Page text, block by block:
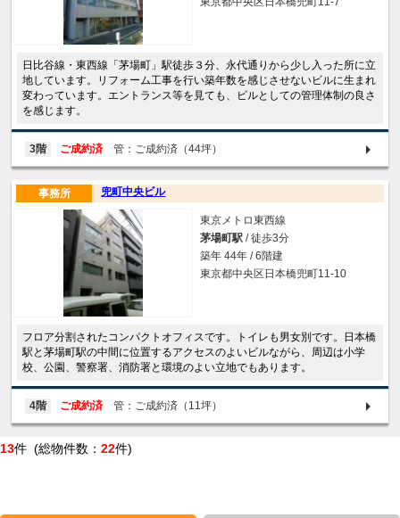
日比谷線・東西線「茅場町」駅徒歩３分、永代通りから少し入った所に立
地しています。リフォーム工事を行い築年数を感じさせないビルに生まれ
変わっています。エントランス等を見ても、ビルとしての管理体制の良さ
を感じます。
3階 ご成約済 管：ご成約済（44坪）
兜町中央ビル
事務所
東京メトロ東西線
茅場町駅 / 徒歩3分
築年 44年 / 6階建
東京都中央区日本橋兜町11-10
フロア分割されたコンパクトオフィスです。トイレも男女別です。日本橋
駅と茅場町駅の中間に位置するアクセスのよいビルながら、周辺は小学
校、公園、警察署、消防署と環境のよい立地でもあります。
4階 ご成約済 管：ご成約済（11坪）
13件 (総物件数： 22件)